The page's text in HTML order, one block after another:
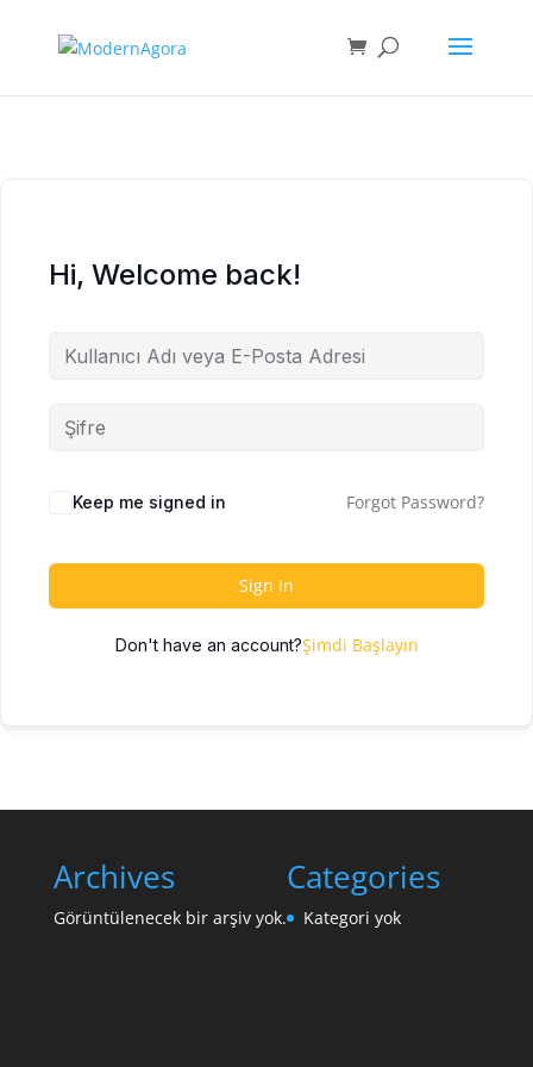
Hi, Welcome back!
Keep me signed in Forgot Password?
Sign In
Don't have an account?Şimdi Başlayın
Archives
Görüntülenecek bir arşiv yok.
Categories
Kategori yok